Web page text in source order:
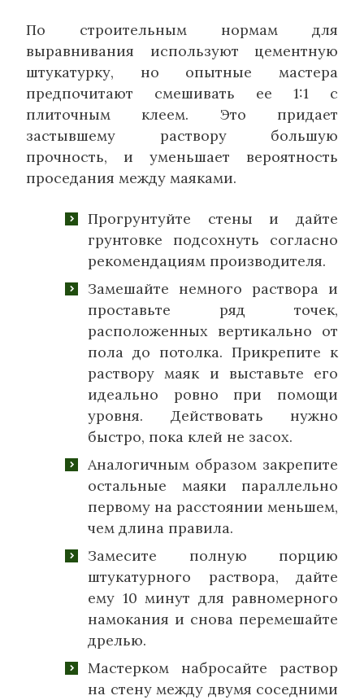
По строительным нормам для
выравнивания используют цементную
штукатурку, но опытные мастера
предпочитают смешивать ее 1:1 с
плиточным клеем. Это придает
застывшему раствору большую
прочность, и уменьшает вероятность
проседания между маяками.
Прогрунтуйте стены и дайте
грунтовке подсохнуть согласно
рекомендациям производителя.
Замешайте немного раствора и
проставьте ряд точек,
расположенных вертикально от
пола до потолка. Прикрепите к
раствору маяк и выставьте его
идеально ровно при помощи
уровня. Действовать нужно
быстро, пока клей не засох.
Аналогичным образом закрепите
остальные маяки параллельно
первому на расстоянии меньшем,
чем длина правила.
Замесите полную порцию
штукатурного раствора, дайте
ему 10 минут для равномерного
намокания и снова перемешайте
дрелью.
Мастерком набросайте раствор
на стену между двумя соседними